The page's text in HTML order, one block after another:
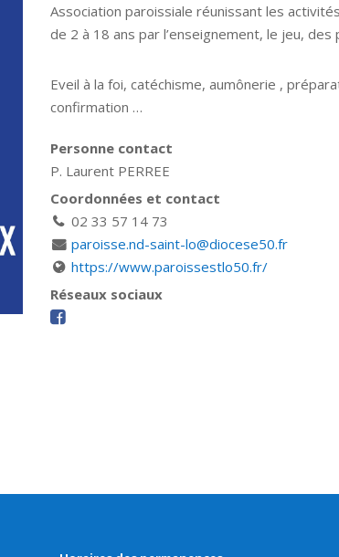
Association paroissiale réunissant les
de 2 à 18 ans par l’enseignement, le jeu,
Eveil à la foi, catéchisme, aumônerie ,
confirmation …
Personne contact
P. Laurent PERREE
Coordonnées et contact
02 33 57 14 73
paroisse.nd-saint-lo@diocese50.fr
https://www.paroissestlo50.fr/
Réseaux sociaux